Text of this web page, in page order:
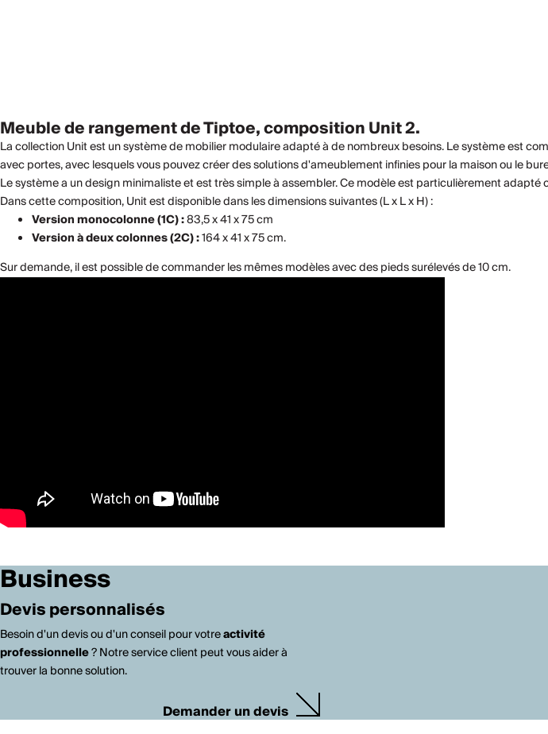
Meuble de rangement de Tiptoe, composition Unit 2.
La collection Unit est un système de mobilier modulaire adapté à de nombreux besoins. Le système est
avec portes, avec lesquels vous pouvez créer des solutions d'ameublement infinies pour la maison ou le
Le système a un design minimaliste et est très simple à assembler. Ce modèle est particulièrement
Dans cette composition, Unit est disponible dans les dimensions suivantes (L x L x H) :
Version monocolonne (1C) :83,5 x 41 x 75 cm
Version à deux colonnes (2C) :164 x 41 x 75 cm.
Sur demande, il est possible de commander les mêmes modèles avec des pieds surélevés de 10 cm.
Business
Devis personnalisés
Besoin d'un devis ou d'un conseil pour votreactivité
professionnelle? Notre service client peut vous aider à
trouver la bonne solution.
Demander un devis